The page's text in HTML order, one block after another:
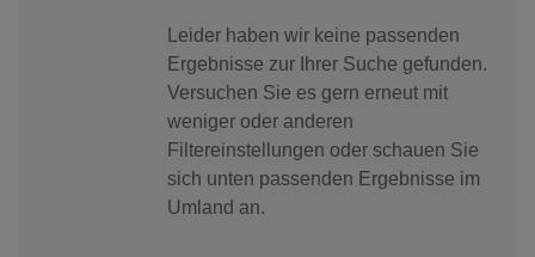
Leider haben wir keine passenden
Ergebnisse zur Ihrer Suche gefunden.
Versuchen Sie es gern erneut mit
weniger oder anderen
Filtereinstellungen oder schauen Sie
sich unten passenden Ergebnisse im
Umland an.